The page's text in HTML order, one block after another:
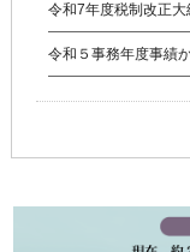
令和7年度税制改正大
令和５事務年度事績